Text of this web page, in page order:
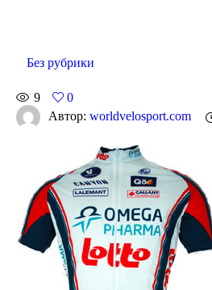
Без рубрики
9
0
Автор: worldvelosport.com